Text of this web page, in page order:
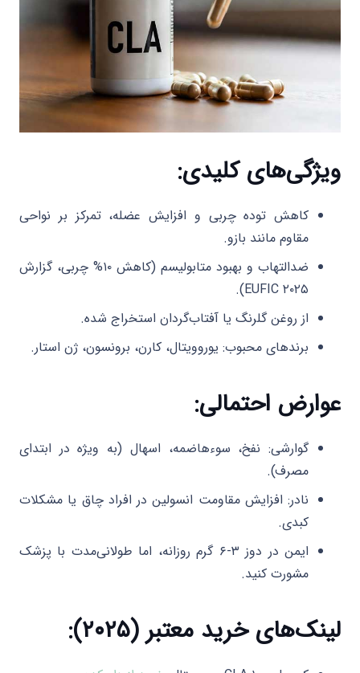
ویژگی‌های کلیدی:
کاهش توده چربی و افزایش عضله، تمرکز بر نواحی
مقاوم مانند بازو.
ضدالتهاب و بهبود متابولیسم (کاهش ۱۰% چربی، گزارش
EUFIC ۲۰۲۵).
از روغن گلرنگ یا آفتاب‌گردان استخراج شده.
برندهای محبوب: یوروویتال، کارن، برونسون، ژن استار.
عوارض احتمالی:
گوارشی: نفخ، سوءهاضمه، اسهال (به ویژه در ابتدای
مصرف).
نادر: افزایش مقاومت انسولین در افراد چاق یا مشکلات
کبدی.
ایمن در دوز ۳-۶ گرم روزانه، اما طولانی‌مدت با پزشک
مشورت کنید.
لینک‌های خرید معتبر (۲۰۲۵):